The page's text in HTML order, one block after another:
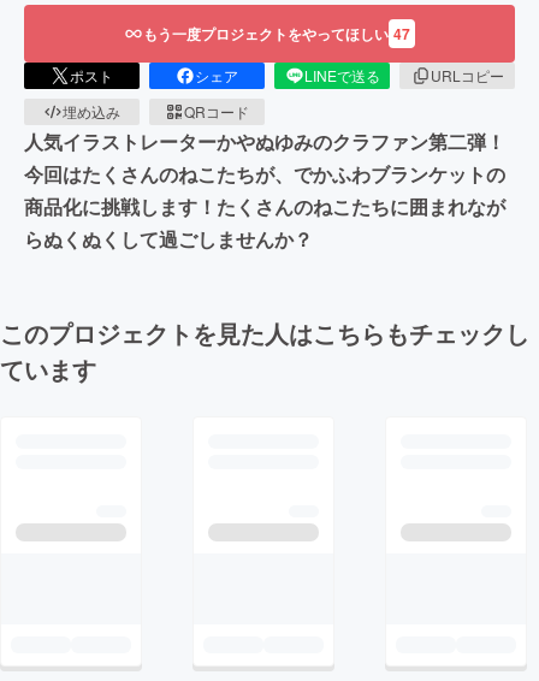
もう一度プロジェクトをやってほしい 47
ポスト シェア LINEで送る
URLコピー
埋め込み
QRコード
人気イラストレーターかやぬゆみのクラファン第二弾！
今回はたくさんのねこたちが、でかふわブランケットの
商品化に挑戦します！たくさんのねこたちに囲まれなが
らぬくぬくして過ごしませんか？
このプロジェクトを見た人はこちらもチェックし
ています